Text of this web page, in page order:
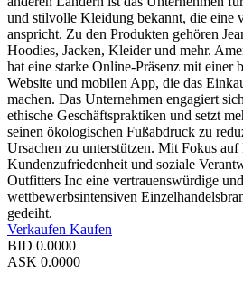
und stilvolle Kleidung bekannt, die eine
anspricht. Zu den Produkten gehören
Hoodies, Jacken, Kleider und mehr.
hat eine starke Online-Präsenz mit einer
Website und mobilen App, die das
machen. Das Unternehmen engagiert
ethische Geschäftspraktiken und setzt
seinen ökologischen Fußabdruck zu
Ursachen zu unterstützen. Mit Fokus
Kundenzufriedenheit und soziale
Outfitters Inc eine vertrauenswürdige
wettbewerbsintensiven
gedeiht.
Verkaufen Kaufen
BID 0.0000
ASK 0.0000